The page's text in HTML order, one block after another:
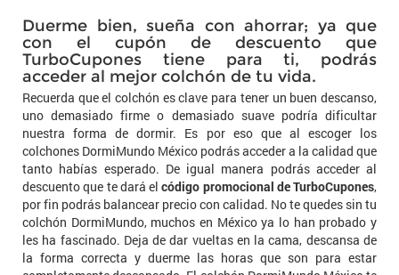
Duerme bien, sueña con ahorrar; ya que
con el cupón de descuento que
TurboCupones tiene para ti, podrás
acceder al mejor colchón de tu vida.
Recuerda que el colchón es clave para tener un buen descanso,
uno demasiado firme o demasiado suave podría dificultar
nuestra forma de dormir. Es por eso que al escoger los
colchones DormiMundo México podrás acceder a la calidad que
tanto habías esperado. De igual manera podrás acceder al
descuento que te dará elcódigo promocional de TurboCupones,
por fin podrás balancear precio con calidad. No te quedes sin tu
colchón DormiMundo, muchos en México ya lo han probado y
les ha fascinado. Deja de dar vueltas en la cama, descansa de
la forma correcta y duerme las horas que son para estar